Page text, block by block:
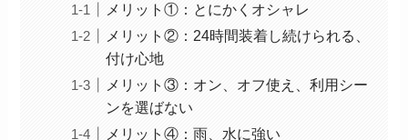
メリット①：とにかくオシャレ
メリット②：24時間装着し続けられる、
付け心地
メリット③：オン、オフ使え、利用シー
ンを選ばない
メリット④：雨、水に強い